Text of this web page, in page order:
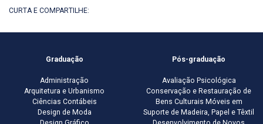
CURTA E COMPARTILHE:
Graduação
Administração
Arquitetura e Urbanismo
Ciências Contábeis
Design de Moda
Pós-graduação
Avaliação Psicológica
Conservação e Restauração de
Bens Culturais Móveis em
Suporte de Madeira, Papel e Têxtil